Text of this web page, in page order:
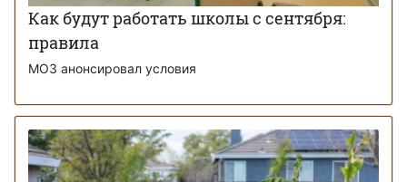
Как будут работать школы с сентября:
правила
МОЗ анонсировал условия